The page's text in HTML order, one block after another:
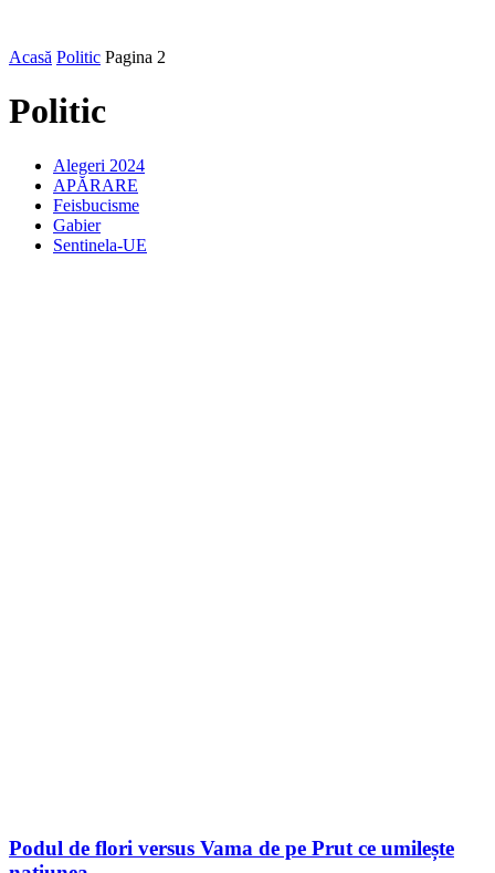
Acasă Politic Pagina 2
Politic
Alegeri 2024
APĂRARE
Feisbucisme
Gabier
Sentinela-UE
Podul de flori versus Vama de pe Prut ce umilește